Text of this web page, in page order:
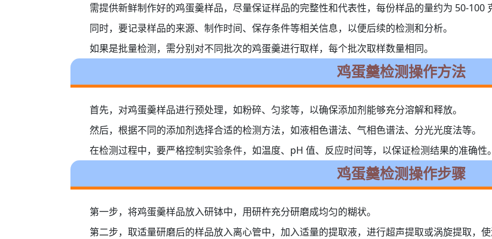
需提供新鲜制作好的鸡蛋羹样品，尽量保证样品的完整性和代表性，每份样品的量约为 50-100
同时，要记录样品的来源、制作时间、保存条件等相关信息，以便后续的检测和分析。
如果是批量检测，需分别对不同批次的鸡蛋羹进行取样，每个批次取样数量相同。
鸡蛋羹检测操作方法
首先，对鸡蛋羹样品进行预处理，如粉碎、匀浆等，以确保添加剂能够充分溶解和释放。
然后，根据不同的添加剂选择合适的检测方法，如液相色谱法、气相色谱法、分光光度法等。
在检测过程中，要严格控制实验条件，如温度、pH 值、反应时间等，以保证检测结果的准确性。
鸡蛋羹检测操作步骤
第一步，将鸡蛋羹样品放入研钵中，用研杵充分研磨成均匀的糊状。
第二步，取适量研磨后的样品放入离心管中，加入适量的提取液，进行超声提取或涡旋提取，使